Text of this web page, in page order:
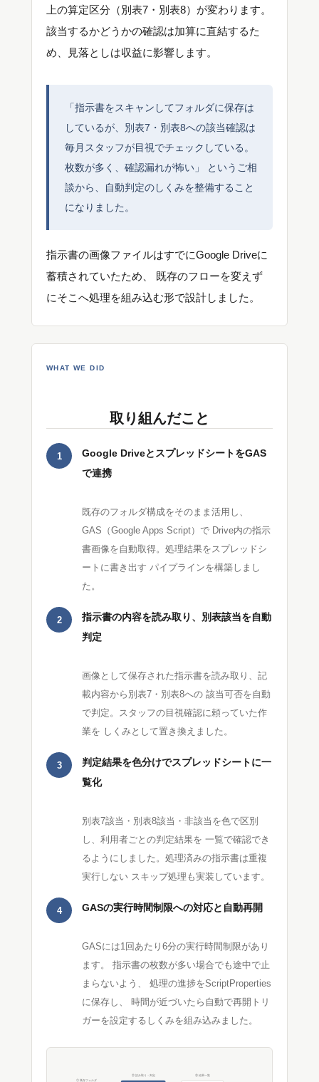
上の算定区分（別表7・別表8）が変わります。
該当するかどうかの確認は加算に直結するた
め、見落としは収益に影響します。
「指示書をスキャンしてフォルダに保存は
しているが、別表7・別表8への該当確認は
毎月スタッフが目視でチェックしている。
枚数が多く、確認漏れが怖い」 というご相
談から、自動判定のしくみを整備すること
になりました。
指示書の画像ファイルはすでにGoogle Driveに
蓄積されていたため、 既存のフローを変えず
にそこへ処理を組み込む形で設計しました。
WHAT WE DID
取り組んだこと
1
Google DriveとスプレッドシートをGAS
で連携
既存のフォルダ構成をそのまま活用し、
GAS（Google Apps Script）で Drive内の指示
書画像を自動取得。処理結果をスプレッドシ
ートに書き出す パイプラインを構築しまし
た。
2
指示書の内容を読み取り、別表該当を自動
判定
画像として保存された指示書を読み取り、記
載内容から別表7・別表8への 該当可否を自動
で判定。スタッフの目視確認に頼っていた作
業を しくみとして置き換えました。
3
判定結果を色分けでスプレッドシートに一
覧化
別表7該当・別表8該当・非該当を色で区別
し、利用者ごとの判定結果を 一覧で確認でき
るようにしました。処理済みの指示書は重複
実行しない スキップ処理も実装しています。
4 GASの実行時間制限への対応と自動再開
GASには1回あたり6分の実行時間制限があり
ます。 指示書の枚数が多い場合でも途中で止
まらないよう、 処理の進捗をScriptProperties
に保存し、 時間が近づいたら自動で再開トリ
ガーを設定するしくみを組み込みました。
① 既存フォルダ
② 読み取り・判定 ③ 結果一覧